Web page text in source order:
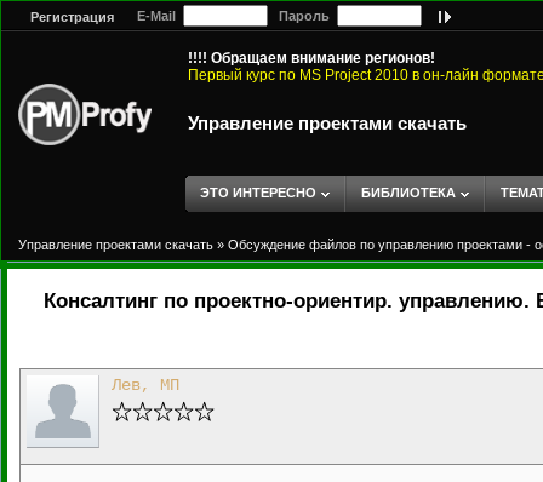
Регистрация E-Mail Пароль
!!!! Обращаем внимание регионов!
Первый курс по MS Project 2010 в он-лайн
Управление проектами скачать
ЭТО ИНТЕРЕСНО БИБЛИОТЕКА
Управление проектами скачать » Обсуждение файлов по управлению проектами -
Консалтинг по проектно-ориентир. управлению.
Лев, МП